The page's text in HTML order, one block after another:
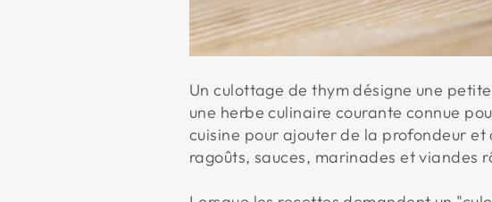
Un culottage de thym désigne une
une herbe culinaire courante connue
cuisine pour ajouter de la profondeur
ragoûts, sauces, marinades et viandes